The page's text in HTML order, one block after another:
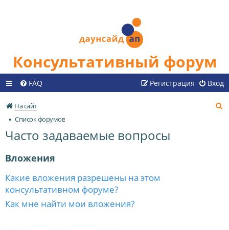
Консультативный форум
FAQ Вход
Регистрация
На сайт
Список форумов
Часто задаваемые вопросы
Вложения
Какие вложения разрешены на этом
консультативном форуме?
Как мне найти мои вложения?